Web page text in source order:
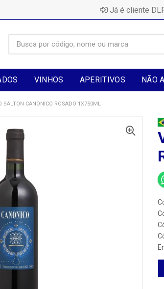
Já é cliente
VINHOS APERITIVOS NÃO
SALTON CANONICO ROSADO 1X750ML